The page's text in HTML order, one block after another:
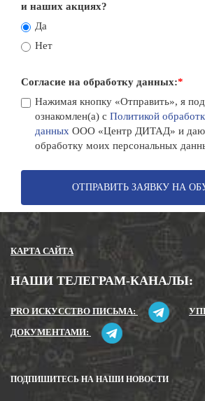
и наших акциях?
Да
Нет
Согласие на обработку данных:*
Нажимая кнопку «Отправить», я
ознакомлен(а) с Политикой
данных ООО «Центр ДИТАД» и даю
обработку моих персональных
ОТПРАВИТЬ ЗАЯВКУ НА
КАРТА САЙТА
НАШИ ТЕЛЕГРАМ-КАНАЛЫ:
PRO ИСКУССТВО ПИСЬМА:
ДОКУМЕНТАМИ:
ПОДПИШИТЕСЬ НА НАШИ НОВОСТИ